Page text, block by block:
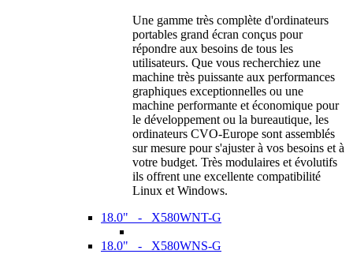
Une gamme très complète d'ordinateurs
portables grand écran conçus pour
répondre aux besoins de tous les
utilisateurs. Que vous recherchiez une
machine très puissante aux performances
graphiques exceptionnelles ou une
machine performante et économique pour
le développement ou la bureautique, les
ordinateurs CVO-Europe sont assemblés
sur mesure pour s'ajuster à vos besoins et à
votre budget. Très modulaires et évolutifs
ils offrent une excellente compatibilité
Linux et Windows.
18.0" - X580WNT-G
18.0" - X580WNS-G